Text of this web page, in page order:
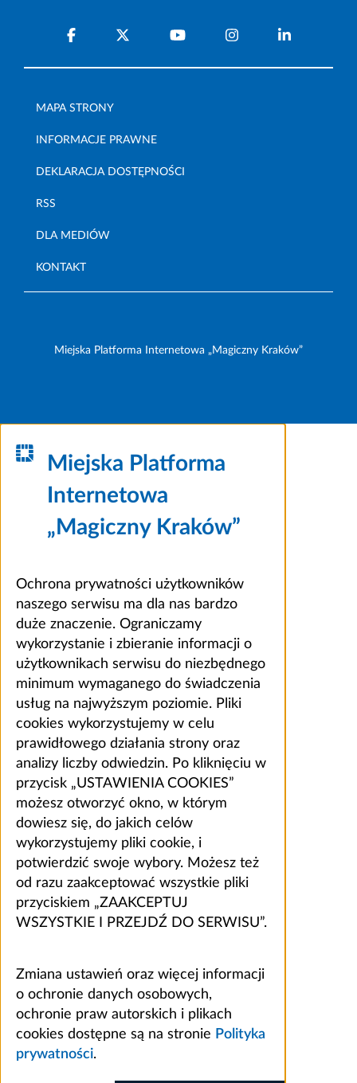
MAPA STRONY
INFORMACJE PRAWNE
DEKLARACJA DOSTĘPNOŚCI
RSS
DLA MEDIÓW
KONTAKT
Miejska Platforma Internetowa „Magiczny Kraków”
Miejska Platforma
Internetowa
„Magiczny Kraków”
Ochrona prywatności użytkowników
naszego serwisu ma dla nas bardzo
duże znaczenie. Ograniczamy
wykorzystanie i zbieranie informacji o
użytkownikach serwisu do niezbędnego
minimum wymaganego do świadczenia
usług na najwyższym poziomie. Pliki
cookies wykorzystujemy w celu
prawidłowego działania strony oraz
analizy liczby odwiedzin. Po kliknięciu w
przycisk „USTAWIENIA COOKIES”
możesz otworzyć okno, w którym
dowiesz się, do jakich celów
wykorzystujemy pliki cookie, i
potwierdzić swoje wybory. Możesz też
od razu zaakceptować wszystkie pliki
przyciskiem „ZAAKCEPTUJ
WSZYSTKIE I PRZEJDŹ DO SERWISU”.
Zmiana ustawień oraz więcej informacji
o ochronie danych osobowych,
ochronie praw autorskich i plikach
cookies dostępne są na stronie Polityka
prywatności.